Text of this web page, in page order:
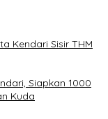
Kendari Sisir THM
Siapkan 1000
Kuda